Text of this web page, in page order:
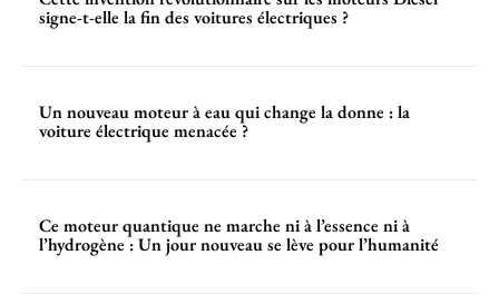
signe-t-elle la fin des voitures électriques ?
Un nouveau moteur à eau qui change la donne : la
voiture électrique menacée ?
Ce moteur quantique ne marche ni à l’essence ni à
l’hydrogène : Un jour nouveau se lève pour l’humanité